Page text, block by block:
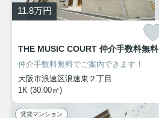
11.8万円
THE MUSIC COURT 仲介手数料無料
仲介手数料無料でご案内できます！
大阪市浪速区浪速東２丁目
1K (30.00㎡)
賃貸マンション